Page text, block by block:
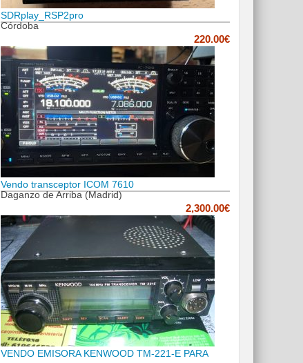
SDRplay_RSP2pro
Córdoba
220.00€
Vendo transceptor ICOM 7610
Daganzo de Arriba (Madrid)
2,300.00€
VENDO EMISORA KENWOOD TM-221-E PARA